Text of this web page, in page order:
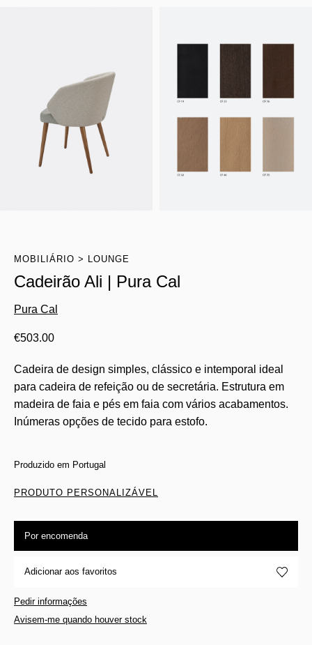
MOBILIÁRIO LOUNGE
Cadeirão Ali | Pura Cal
Pura Cal
€503.00
Cadeira de design simples, clássico e intemporal ideal
para cadeira de refeição ou de secretária. Estrutura em
madeira de faia e pés em faia com vários acabamentos.
Inúmeras opções de tecido para estofo.
Produzido em Portugal
PRODUTO PERSONALIZÁVEL
Por encomenda
Adicionar aos favoritos
Pedir informações
Avisem-me quando houver stock